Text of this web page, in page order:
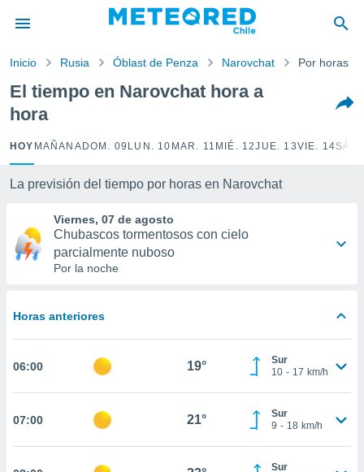
por
para
la
calidad.
a este
las
y
forma
ACEPTAR
Inicio Rusia Óblast de Penza Narovchat Por horas
El tiempo en Narovchat hora a
hora
HOY MAÑANA DOM. 09 LUN. 10 MAR. 11 MIÉ. 12JUE. 13VIE. 14
La previsión del tiempo por horas en Narovchat
Viernes, 07 de agosto
Chubascos tormentosos con cielo
parcialmente nuboso
Por la noche
Horas anteriores
06:00 19°
Sur
10 - 17 km/h
07:00 21°
Sur
9 - 18 km/h
Sur